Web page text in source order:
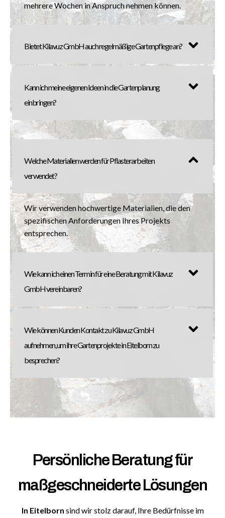
mehrere Wochen in Anspruch nehmen können.
Bietet Kilavuz GmbH auch regelmäßige Gartenpflege an?
Kann ich meine eigenen Ideen in die Gartenplanung
einbringen?
Welche Materialien werden für Pflasterarbeiten
verwendet?
Wir verwenden hochwertige Materialien, die den
spezifischen Anforderungen Ihres Projekts
entsprechen.
Wie kann ich einen Termin für eine Beratung mit Kilavuz
GmbH vereinbaren?
Wie können Kunden Kontakt zu Kilavuz GmbH
aufnehmen, um ihre Gartenprojekte in Eitelborn zu
besprechen?
Persönliche Beratung für
maßgeschneiderte Lösungen
In Eitelborn sind wir stolz darauf, Ihre Bedürfnisse im